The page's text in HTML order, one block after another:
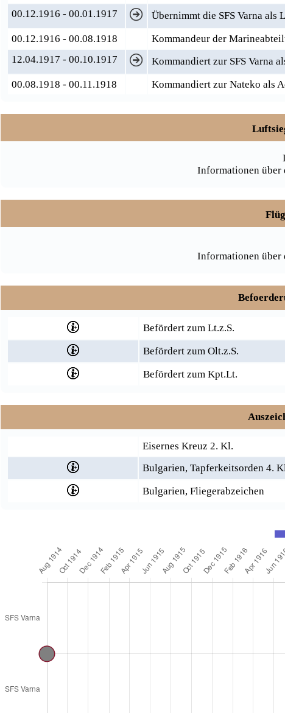
00.12.1916 - 00.01.1917
Übernimmt die SFS Varna als
00.12.1916 - 00.08.1918
Kommandeur der
12.04.1917 - 00.10.1917
Kommandiert zur SFS Varna
00.08.1918 - 00.11.1918
Kommandiert zur Nateko als
Informationen über
Informationen über
Befördert zum Lt.z.S.
Befördert zum Olt.z.S.
Befördert zum Kpt.Lt.
Eisernes Kreuz 2. Kl.
Bulgarien, Tapferkeitsorden 4.
Bulgarien, Fliegerabzeichen